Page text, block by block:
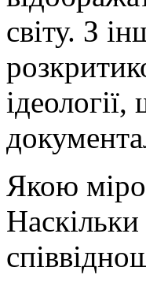
світу. З
Якою